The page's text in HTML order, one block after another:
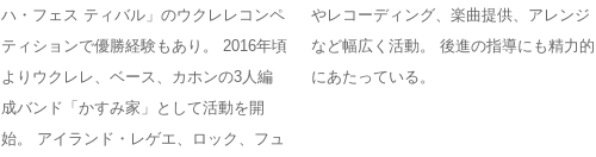
ハ・フェス ティバル」のウクレレコンペ
ティションで優勝経験もあり。 2016年頃
よりウクレレ、ベース、カホンの3人編
成バンド「かすみ家」として活動を開
始。 アイランド・レゲエ、ロック、フュ
やレコーディング、楽曲提供、アレンジ
など幅広く活動。 後進の指導にも精力的
にあたっている。